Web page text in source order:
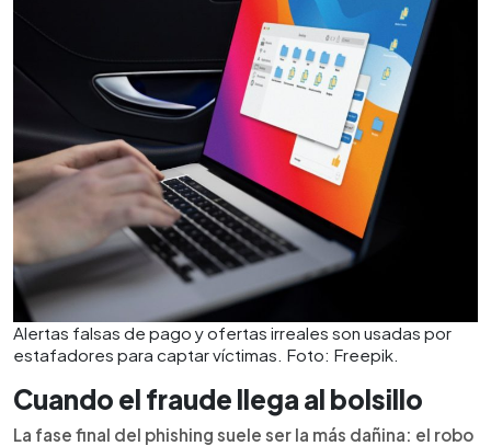
Alertas falsas de pago y ofertas irreales son usadas por
estafadores para captar víctimas. Foto: Freepik.
Cuando el fraude llega al bolsillo
La fase final del phishing suele ser la más dañina: el robo